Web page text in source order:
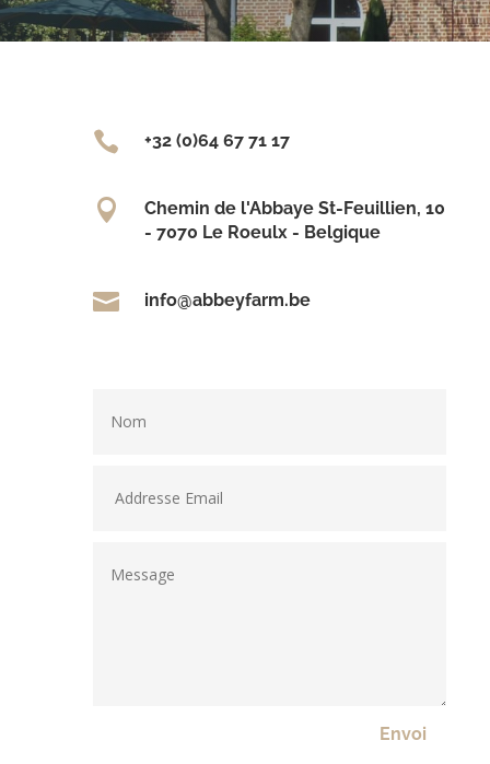
 +32 (0)64 67 71 17

Chemin de l'Abbaye St-Feuillien, 10
- 7070 Le Roeulx - Belgique
 info@abbeyfarm.be
Envoi